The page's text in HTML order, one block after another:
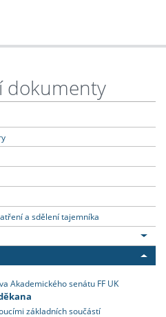
dokumenty
a sdělení tajemníka
Akademického senátu FF UK
základních součástí